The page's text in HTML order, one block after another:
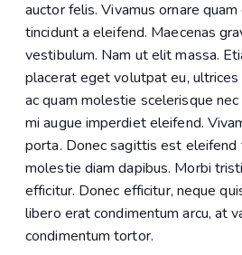
auctor felis. Vivamus ornare
tincidunt a eleifend. Maecenas
vestibulum. Nam ut elit massa.
placerat eget volutpat eu,
ac quam molestie scelerisque
mi augue imperdiet eleifend.
porta. Donec sagittis est
molestie diam dapibus. Morbi
efficitur. Donec efficitur, neque
libero erat condimentum arcu, at
condimentum tortor.